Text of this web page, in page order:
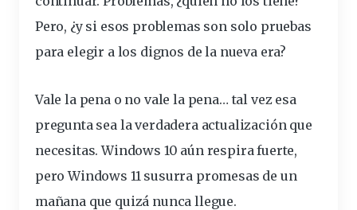
Pero, ¿y si esos problemas son solo pruebas
para elegir a los dignos de la nueva era?
Vale la pena o no vale la pena… tal vez esa
pregunta sea la verdadera actualización que
necesitas. Windows 10 aún respira fuerte,
pero Windows 11 susurra promesas de un
mañana que quizá nunca llegue.